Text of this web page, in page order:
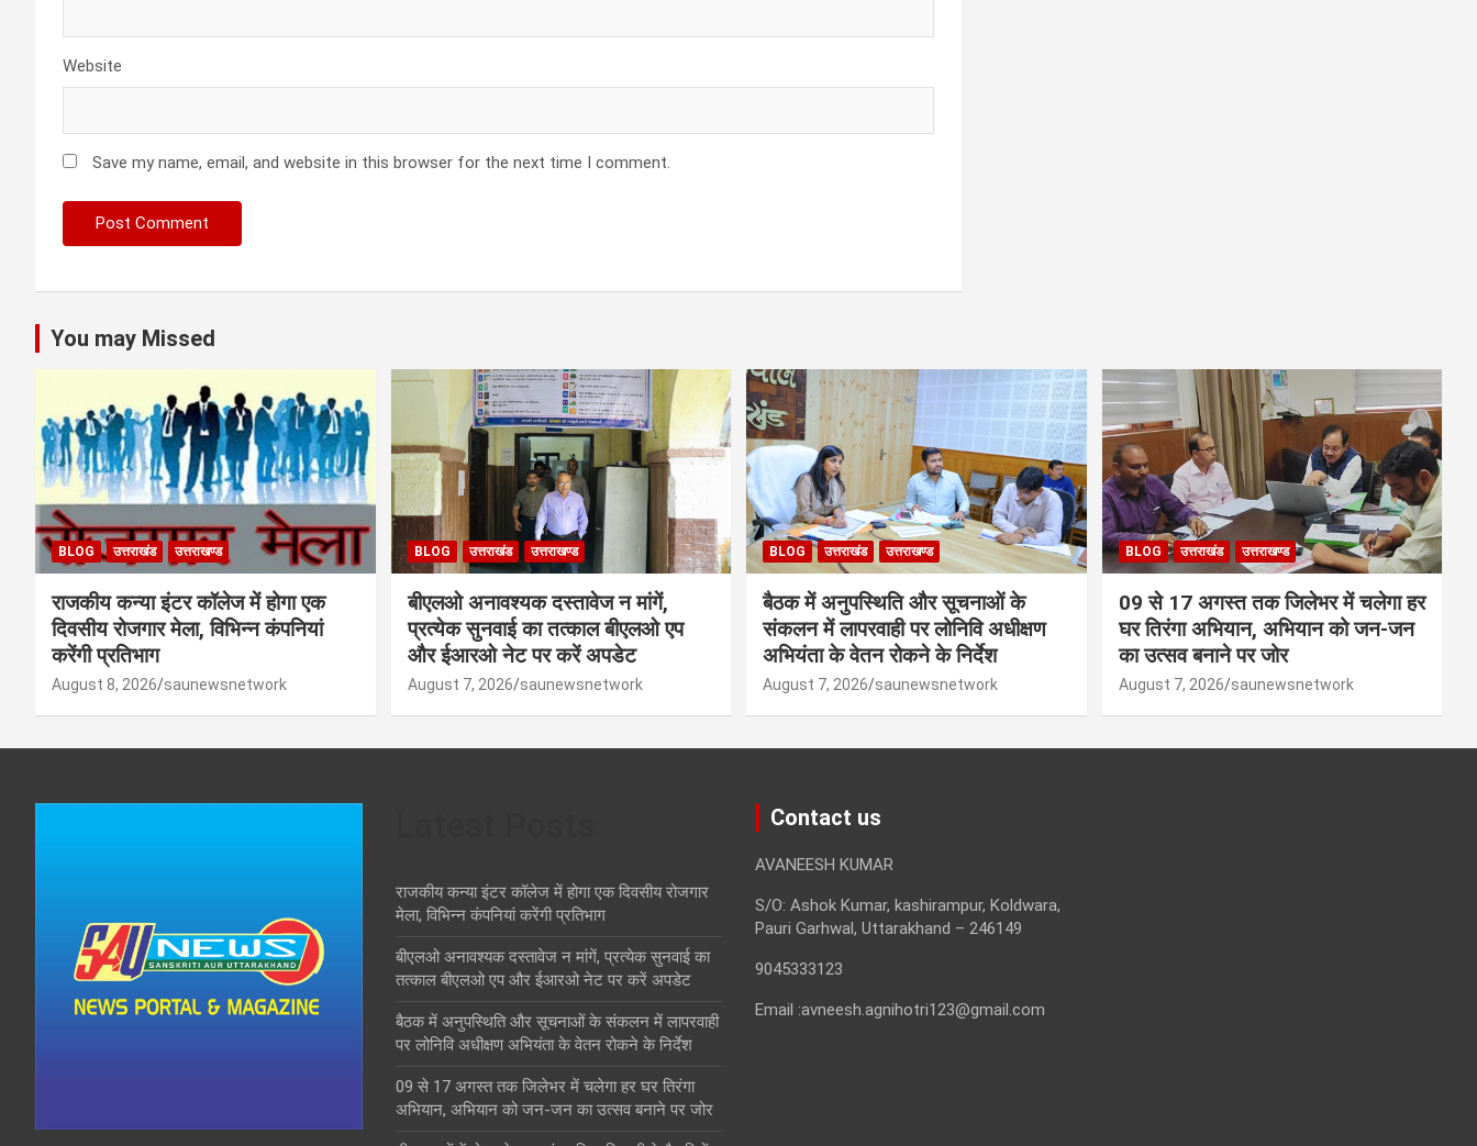
Website
Save my name, email, and website in this browser for the next time I comment.
You may Missed
BLOG उत्तराखंड उत्तराखण्ड
राजकीय कन्या इंटर कॉलेज में होगा एक
दिवसीय रोजगार मेला, विभिन्न कंपनियां
करेंगी प्रतिभाग
August 8, 2026 saunewsnetwork
BLOG उत्तराखंड उत्तराखण्ड
बीएलओ अनावश्यक दस्तावेज न मांगें,
प्रत्येक सुनवाई का तत्काल बीएलओ एप
और ईआरओ नेट पर करें अपडेट
August 7, 2026 saunewsnetwork
BLOG उत्तराखंड उत्तराखण्ड
बैठक में अनुपस्थिति और सूचनाओं के
संकलन में लापरवाही पर लोनिवि अधीक्षण
अभियंता के वेतन रोकने के निर्देश
August 7, 2026 saunewsnetwork
BLOG उत्तराखंड उत्तराखण्ड
09 से 17 अगस्त तक जिलेभर में चलेगा हर
घर तिरंगा अभियान, अभियान को जन-जन
का उत्सव बनाने पर जोर
August 7, 2026 saunewsnetwork
राजकीय कन्या इंटर कॉलेज में होगा एक दिवसीय रोजगार
मेला, विभिन्न कंपनियां करेंगी प्रतिभाग
बीएलओ अनावश्यक दस्तावेज न मांगें, प्रत्येक सुनवाई का
तत्काल बीएलओ एप और ईआरओ नेट पर करें अपडेट
बैठक में अनुपस्थिति और सूचनाओं के संकलन में लापरवाही
पर लोनिवि अधीक्षण अभियंता के वेतन रोकने के निर्देश
09 से 17 अगस्त तक जिलेभर में चलेगा हर घर तिरंगा
अभियान, अभियान को जन-जन का उत्सव बनाने पर जोर
Contact us
AVANEESH KUMAR
S/O: Ashok Kumar, kashirampur, Koldwara,
Pauri Garhwal, Uttarakhand – 246149
9045333123
Email :avneesh.agnihotri123@gmail.com